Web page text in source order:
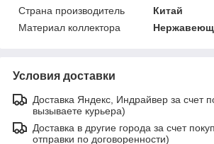
Страна производитель
Китай
Материал коллектора
Условия доставки
Доставка Яндекс, Индрайвер за счет
вызываете курьера)
Доставка в другие города за счет
отправки по договоренности)